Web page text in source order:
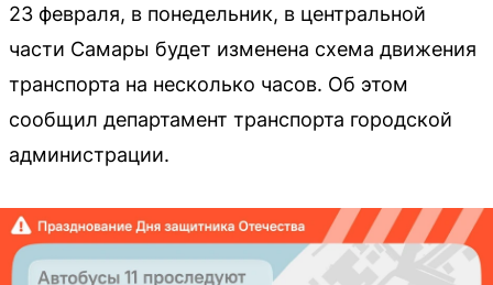
23 февраля, в понедельник, в центральной
части Самары будет изменена схема движения
транспорта на несколько часов. Об этом
сообщил департамент транспорта городской
администрации.